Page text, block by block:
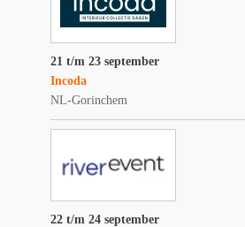
21 t/m 23 september
Incoda
NL-Gorinchem
22 t/m 24 september